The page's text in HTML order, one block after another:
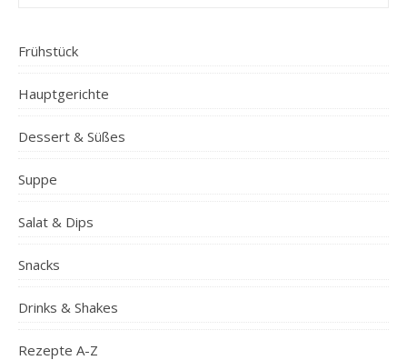
Frühstück
Hauptgerichte
Dessert & Süßes
Suppe
Salat & Dips
Snacks
Drinks & Shakes
Rezepte A-Z